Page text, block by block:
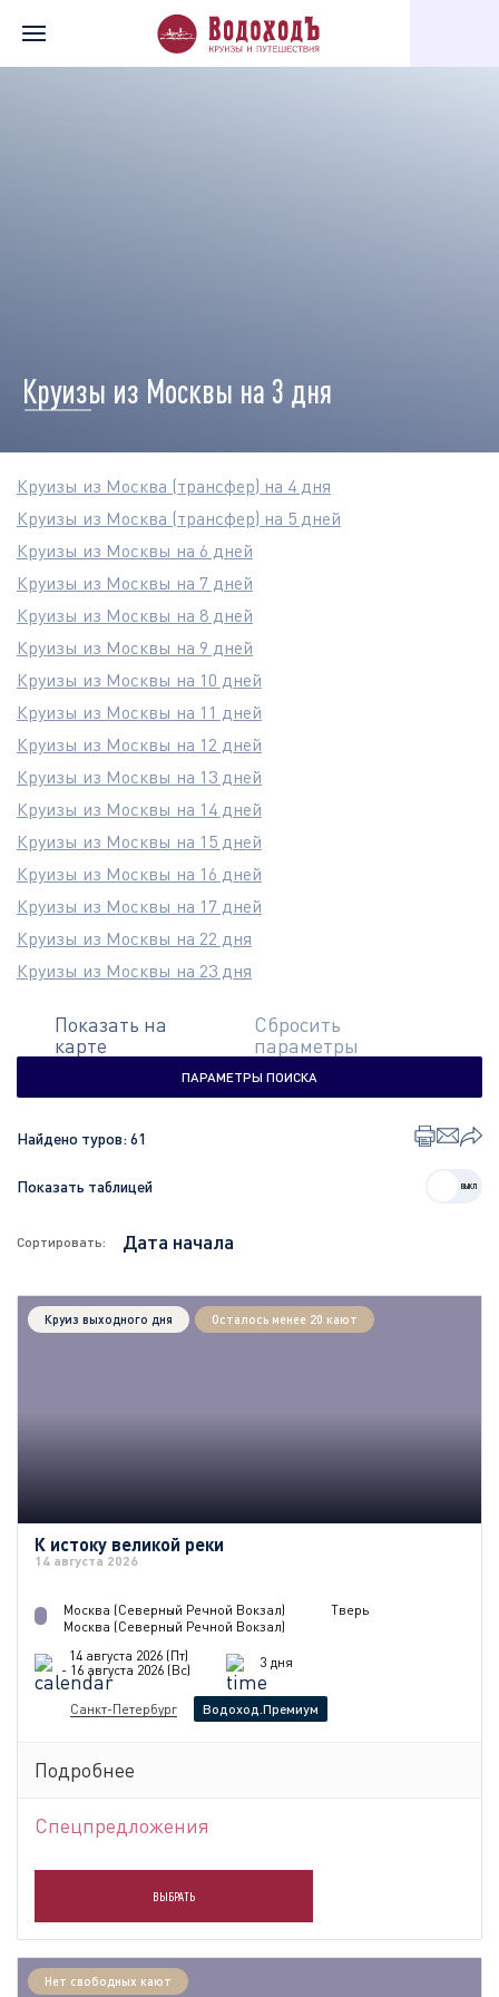
Главная Перечень всех доступных круизов
Круизы из Москвы на 3 дня
Круизы из Москва (трансфер) на 4 дня
Круизы из Москва (трансфер) на 5 дней
Круизы из Москвы на 6 дней
Круизы из Москвы на 7 дней
Круизы из Москвы на 8 дней
Круизы из Москвы на 9 дней
Круизы из Москвы на 10 дней
Круизы из Москвы на 11 дней
Круизы из Москвы на 12 дней
Круизы из Москвы на 13 дней
Круизы из Москвы на 14 дней
Круизы из Москвы на 15 дней
Круизы из Москвы на 16 дней
Круизы из Москвы на 17 дней
Круизы из Москвы на 22 дня
Круизы из Москвы на 23 дня
Показать на
карте
Сбросить
параметры
ПАРАМЕТРЫ ПОИСКА
Показать таблицей
Найдено туров:61
Сортировать:
Круиз выходного дня Осталось менее 20 кают
К истоку великой реки
14 августа 2026
Москва (Северный Речной Вокзал)
Тверь
Москва (Северный Речной Вокзал)
14 августа 2026 (Пт)
- 16 августа 2026 (Вс)
3 дня
Санкт-Петербург Водоход.Премиум
Подробнее
Спецпредложения
ВЫБРАТЬ
Нет свободных кают